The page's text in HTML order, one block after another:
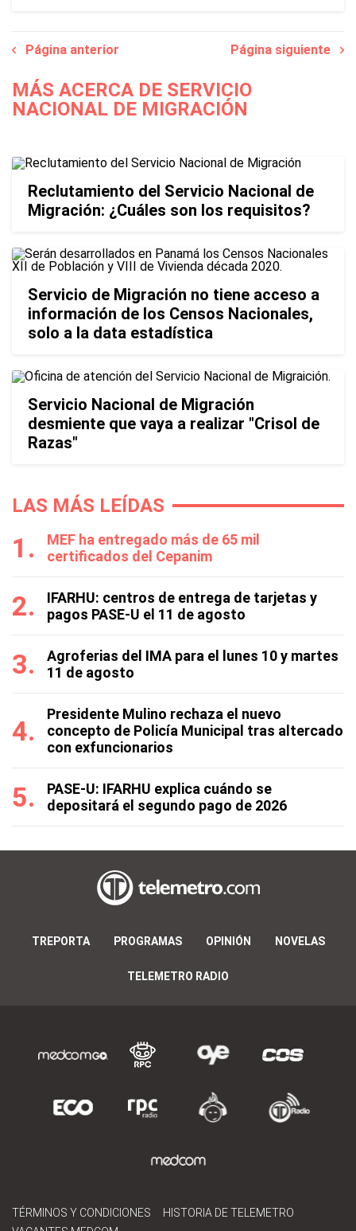
Página anterior Página siguiente
MÁS ACERCA DE SERVICIO
NACIONAL DE MIGRACIÓN
Reclutamiento del Servicio Nacional de
Migración: ¿Cuáles son los requisitos?
Servicio de Migración no tiene acceso a
información de los Censos Nacionales,
solo a la data estadística
Servicio Nacional de Migración
desmiente que vaya a realizar "Crisol de
Razas"
LAS MÁS LEÍDAS
MEF ha entregado más de 65 mil
certificados del Cepanim
IFARHU: centros de entrega de tarjetas y
pagos PASE-U el 11 de agosto
Agroferias del IMA para el lunes 10 y martes
11 de agosto
Presidente Mulino rechaza el nuevo
concepto de Policía Municipal tras altercado
con exfuncionarios
PASE-U: IFARHU explica cuándo se
depositará el segundo pago de 2026
TREPORTA PROGRAMAS OPINIÓN NOVELAS
TELEMETRO RADIO
TÉRMINOS Y CONDICIONES
HISTORIA DE TELEMETRO